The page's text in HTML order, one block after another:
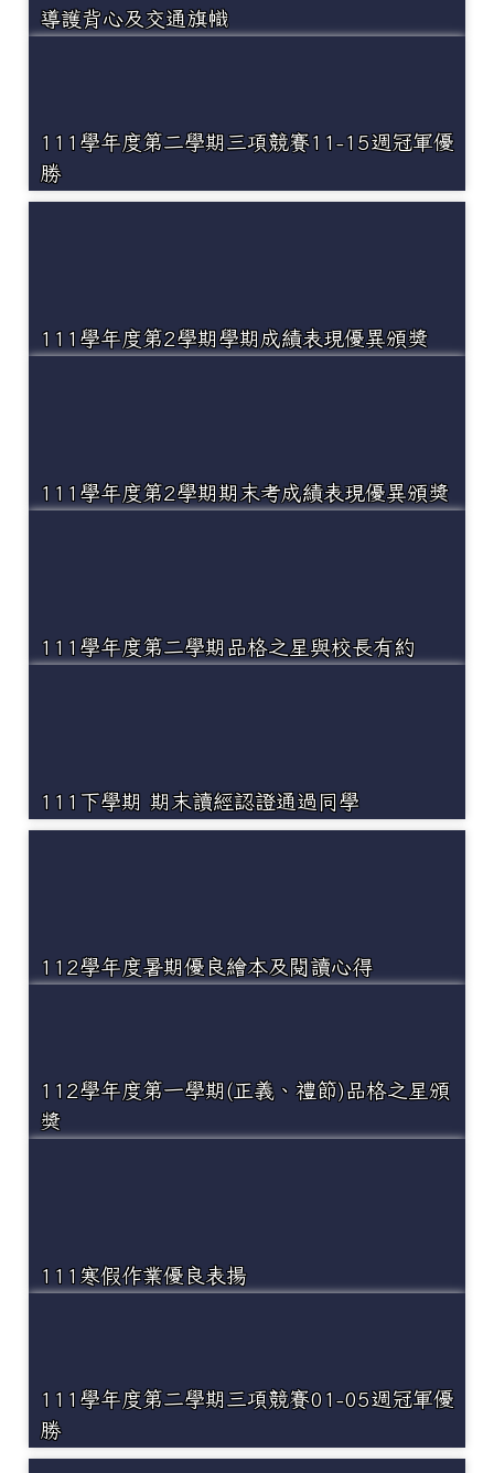
導護背心及交通旗幟
111學年度第二學期三項競賽11-15週冠軍優
勝
111學年度第2學期學期成績表現優異頒獎
111學年度第2學期期末考成績表現優異頒獎
111學年度第二學期品格之星與校長有約
111下學期 期末讀經認證通過同學
112學年度暑期優良繪本及閱讀心得
112學年度第一學期(正義、禮節)品格之星頒
獎
111寒假作業優良表揚
111學年度第二學期三項競賽01-05週冠軍優
勝